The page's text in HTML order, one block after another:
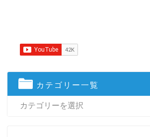
カテゴリー一覧